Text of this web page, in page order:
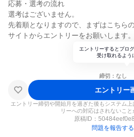
応募・選考の流れ
選考はございません。
先着順となりますので、まずはこちら
サイトからエントリーをお願いします。
エントリーするとプロ
受け取れるよう
締切：なし
エントリー
エントリー締切や開始月を過ぎた後もシステム
リーへの対応はされないこと
原稿ID：
問題を報告する